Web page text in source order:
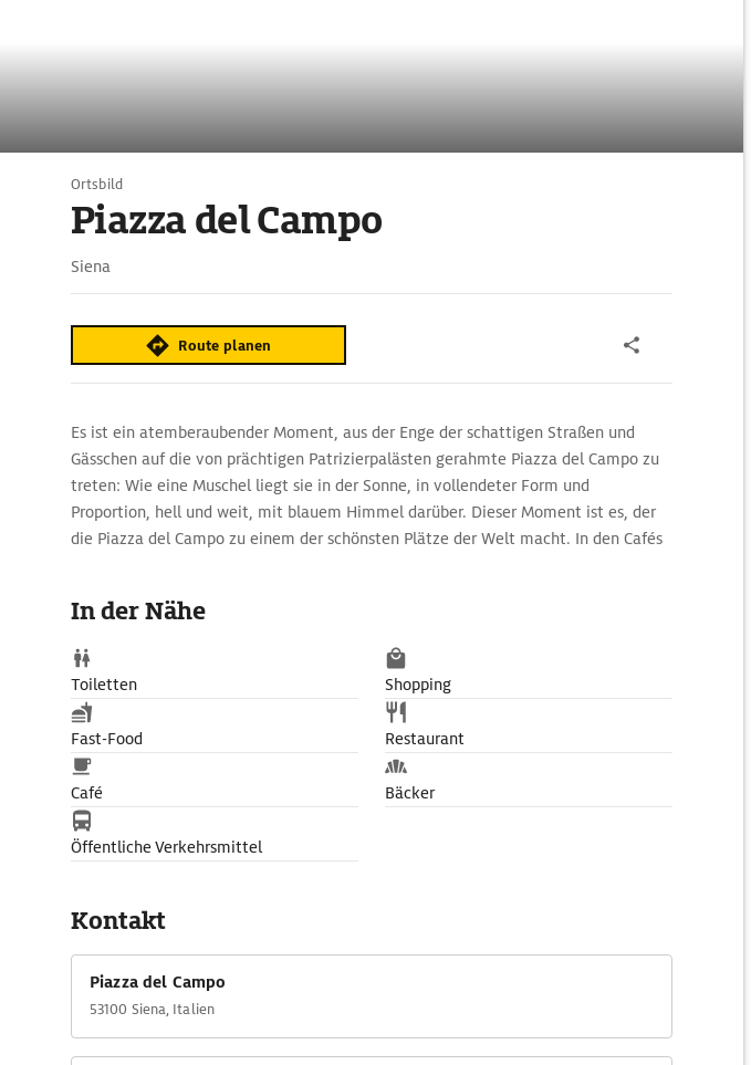
Ortsbild
Piazza del Campo
Siena
Route planen
Es ist ein atemberaubender Moment, aus der Enge der schattigen Straßen und
Gässchen auf die von prächtigen Patrizierpalästen gerahmte Piazza del Campo zu
treten: Wie eine Muschel liegt sie in der Sonne, in vollendeter Form und
Proportion, hell und weit, mit blauem Himmel darüber. Dieser Moment ist es, der
die Piazza del Campo zu einem der schönsten Plätze der Welt macht. In den Cafés
der Palio statt. Das Pferderennen ist ein Wettstreit der 17 Seneser Stadtbezirke,
der Contrade.
In der Nähe
Toiletten Shopping
Fast-Food Restaurant
Café Bäcker
Öffentliche Verkehrsmittel
Kontakt
Piazza del Campo
53100 Siena, Italien